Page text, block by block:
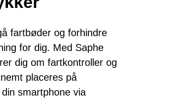
fartbøder og forhindre
for dig. Med Saphe
dig om fartkontroller og
placeres på
smartphone via